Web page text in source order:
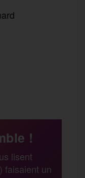
s
a
!
lisent
faisaient un